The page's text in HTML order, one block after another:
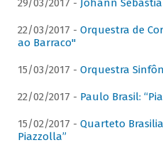
29/03/2017 - Johann
22/03/2017 - Orquestra de
ao Barraco"
15/03/2017 - Orquestra
22/02/2017 - Paulo Brasil:
15/02/2017 - Quarteto
Piazzolla”